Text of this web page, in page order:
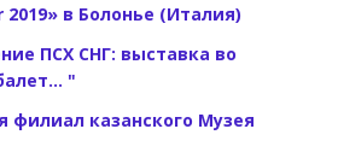
2019» в Болонье (Италия)
ПСХ СНГ: выставка во
"
филиал казанского Музея